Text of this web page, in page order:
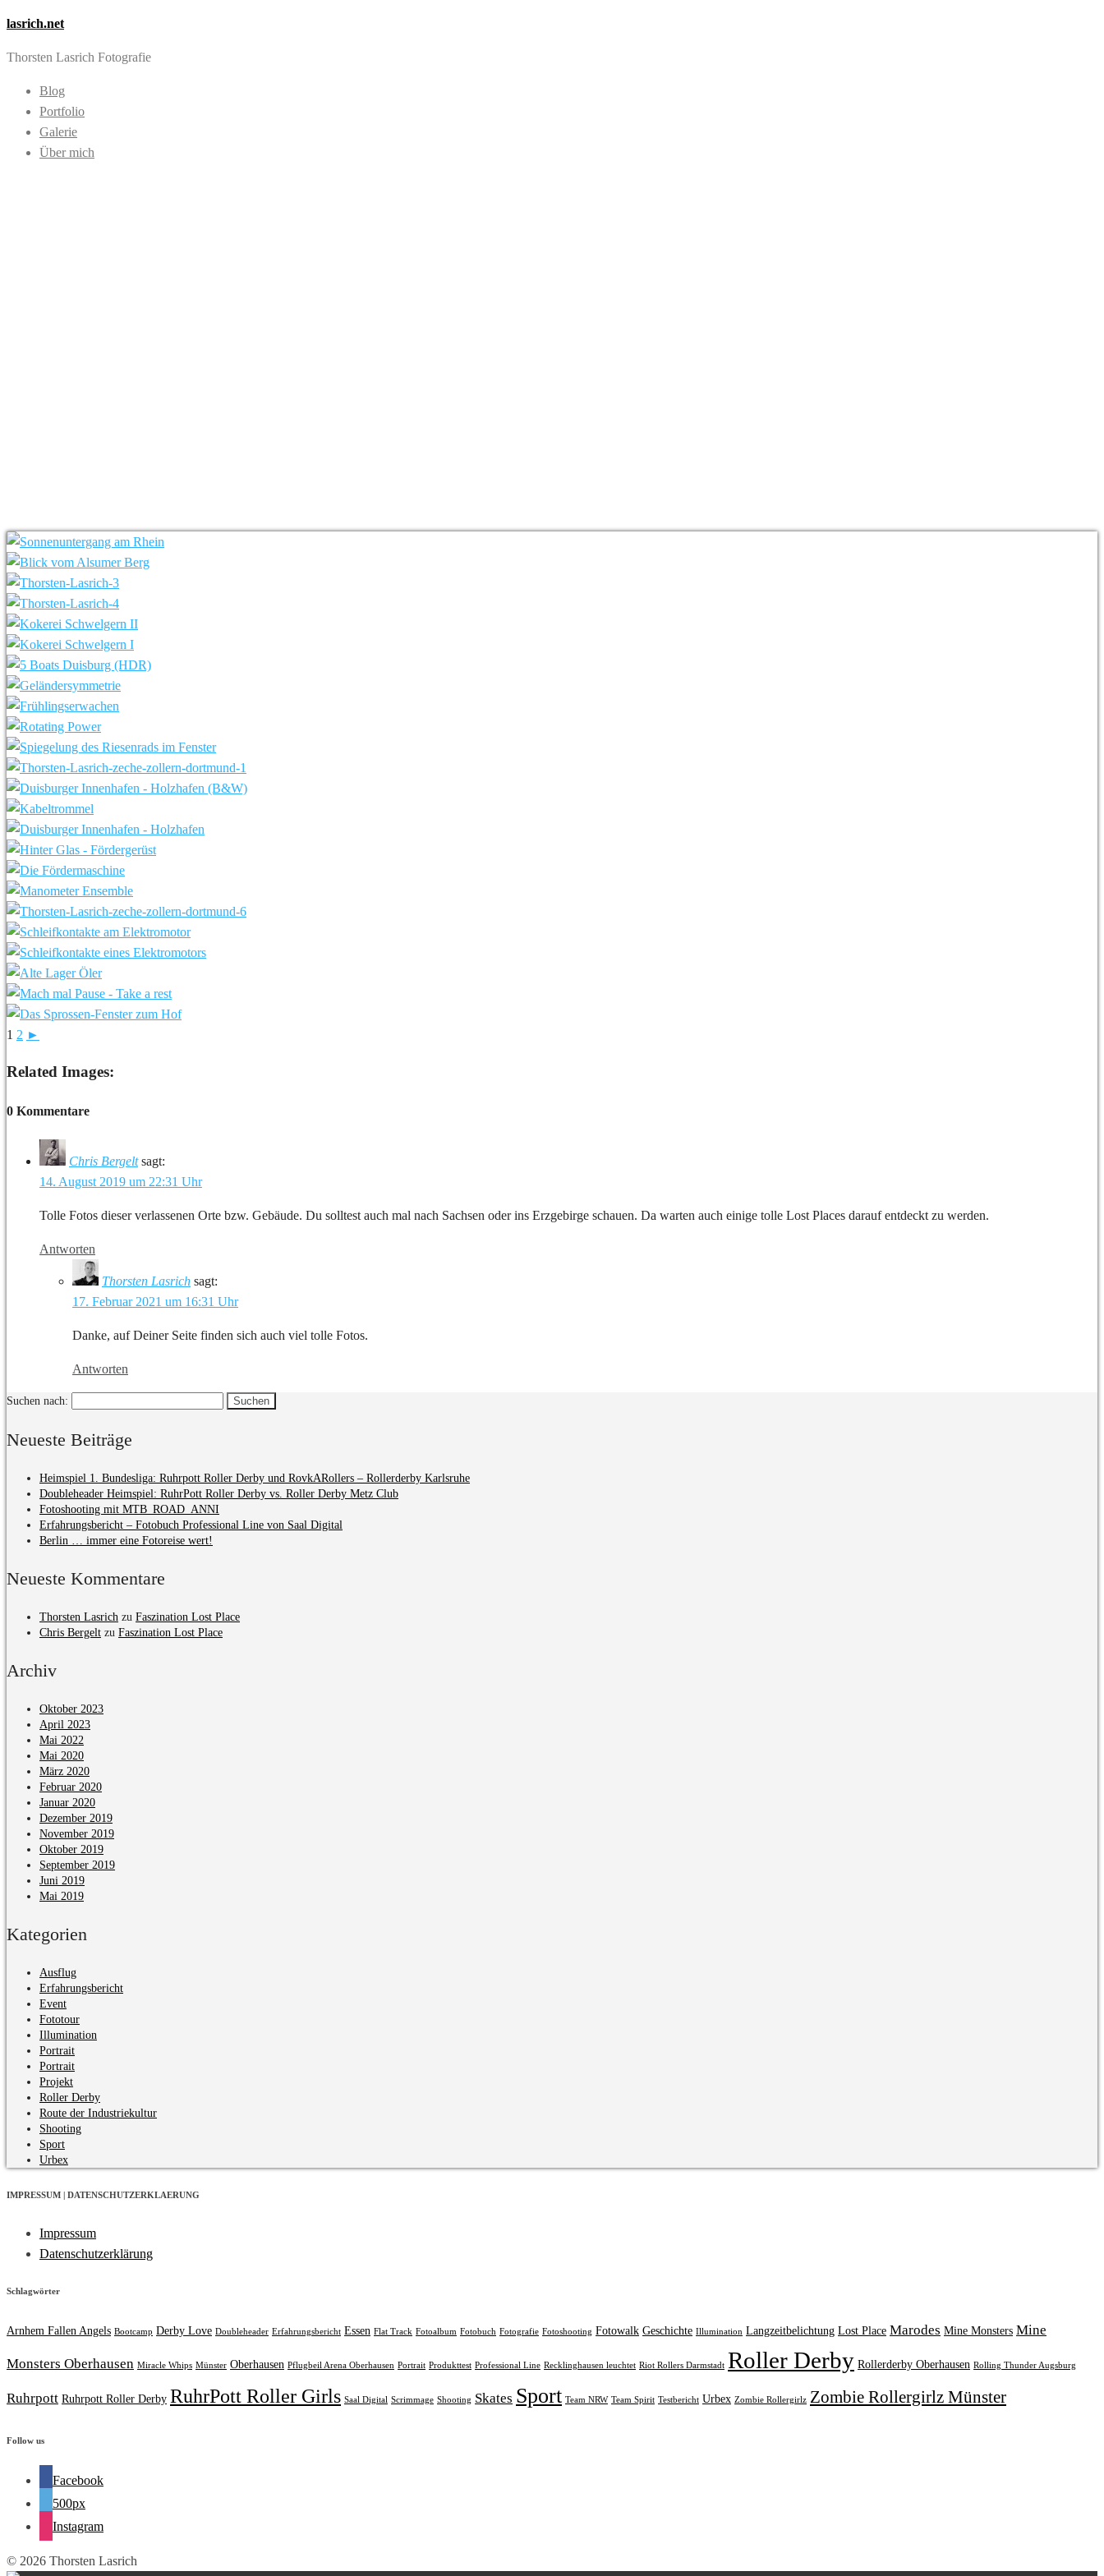
lasrich.net
Thorsten Lasrich Fotografie
Blog
Portfolio
Galerie
Über mich
1 2 ►
Related Images:
0 Kommentare
Chris Bergelt sagt:
14. August 2019 um 22:31 Uhr
Tolle Fotos dieser verlassenen Orte bzw. Gebäude. Du solltest auch mal nach Sachsen oder ins Erzgebirge schauen. Da warten auch einige tolle Lost Places darauf entdeckt zu werden.
Antworten
Thorsten Lasrich sagt:
17. Februar 2021 um 16:31 Uhr
Danke, auf Deiner Seite finden sich auch viel tolle Fotos.
Antworten
Suchen nach:
Neueste Beiträge
Heimspiel 1. Bundesliga: Ruhrpott Roller Derby und RovkARollers – Rollerderby Karlsruhe
Doubleheader Heimspiel: RuhrPott Roller Derby vs. Roller Derby Metz Club
Fotoshooting mit MTB_ROAD_ANNI
Erfahrungsbericht – Fotobuch Professional Line von Saal Digital
Berlin … immer eine Fotoreise wert!
Neueste Kommentare
Thorsten Lasrich zu Faszination Lost Place
Chris Bergelt zu Faszination Lost Place
Archiv
Oktober 2023
April 2023
Mai 2022
Mai 2020
März 2020
Februar 2020
Januar 2020
Dezember 2019
November 2019
Oktober 2019
September 2019
Juni 2019
Mai 2019
Kategorien
Ausflug
Erfahrungsbericht
Event
Fototour
Illumination
Portrait
Portrait
Projekt
Roller Derby
Route der Industriekultur
Shooting
Sport
Urbex
IMPRESSUM | DATENSCHUTZERKLAERUNG
Impressum
Datenschutzerklärung
Schlagwörter
Arnhem Fallen Angels Bootcamp Derby Love Doubleheader Erfahrungsbericht Essen Flat Track Fotoalbum Fotobuch Fotografie Fotoshooting Fotowalk Geschichte Illumination Langzeitbelichtung Lost Place Marodes Mine Monsters Mine
Monsters Oberhausen Miracle Whips Münster Oberhausen Pflugbeil Arena Oberhausen Portrait Produkttest Professional Line Recklinghausen leuchtet Riot Rollers Darmstadt Roller Derby Rollerderby Oberhausen Rolling Thunder Augsburg
Ruhrpott Ruhrpott Roller Derby RuhrPott Roller Girls Saal Digital Scrimmage Shooting Skates Sport Team NRW Team Spirit Testbericht Urbex Zombie Rollergirlz Zombie Rollergirlz Münster
Follow us
Facebook
500px
Instagram
© 2026 Thorsten Lasrich